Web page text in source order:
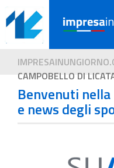
CAMPOBELLO DI
Benvenuti
e news degli